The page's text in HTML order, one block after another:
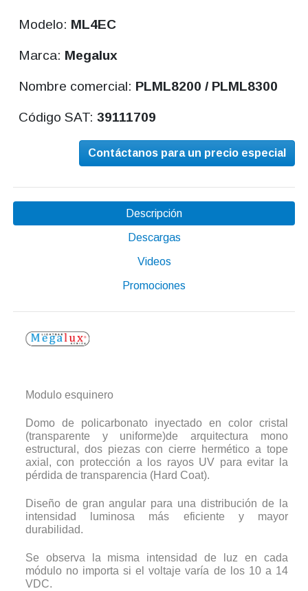
Modelo: ML4EC
Marca: Megalux
Nombre comercial: PLML8200 / PLML8300
Código SAT:39111709
Contáctanos para un precio especial
Descripción
Descargas
Videos
Promociones
Modulo esquinero
Domo de policarbonato inyectado en color cristal
(transparente y uniforme)de arquitectura mono
estructural, dos piezas con cierre hermético a tope
axial, con protección a los rayos UV para evitar la
pérdida de transparencia (Hard Coat).
Diseño de gran angular para una distribución de la
intensidad luminosa más eficiente y mayor
durabilidad.
Se observa la misma intensidad de luz en cada
módulo no importa si el voltaje varía de los 10 a 14
VDC.